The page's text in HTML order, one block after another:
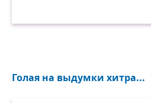
Голая на выдумки хитра...